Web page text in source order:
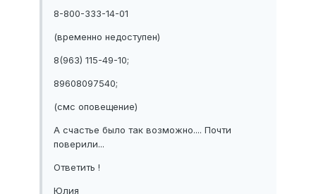
8-800-333-14-01
(временно недоступен)
8(963) 115-49-10;
89608097540;
(смс оповещение)
А счастье было так возможно.... Почти
поверили...
Ответить !
Юлия